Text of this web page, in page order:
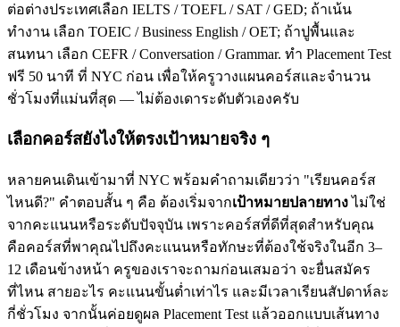
ต่อต่างประเทศเลือก IELTS / TOEFL / SAT / GED; ถ้าเน้น
ทำงาน เลือก TOEIC / Business English / OET; ถ้าปูพื้นและ
สนทนา เลือก CEFR / Conversation / Grammar. ทำ Placement Test
ฟรี 50 นาที ที่ NYC ก่อน เพื่อให้ครูวางแผนคอร์สและจำนวน
ชั่วโมงที่แม่นที่สุด — ไม่ต้องเดาระดับตัวเองครับ
เลือกคอร์สยังไงให้ตรงเป้าหมายจริง ๆ
หลายคนเดินเข้ามาที่ NYC พร้อมคำถามเดียวว่า "เรียนคอร์ส
ไหนดี?" คำตอบสั้น ๆ คือ ต้องเริ่มจากเป้าหมายปลายทางไม่ใช่
จากคะแนนหรือระดับปัจจุบัน เพราะคอร์สที่ดีที่สุดสำหรับคุณ
คือคอร์สที่พาคุณไปถึงคะแนนหรือทักษะที่ต้องใช้จริงในอีก 3–
12 เดือนข้างหน้า ครูของเราจะถามก่อนเสมอว่า จะยื่นสมัคร
ที่ไหน สายอะไร คะแนนขั้นต่ำเท่าไร และมีเวลาเรียนสัปดาห์ละ
กี่ชั่วโมง จากนั้นค่อยดูผล Placement Test แล้วออกแบบเส้นทาง